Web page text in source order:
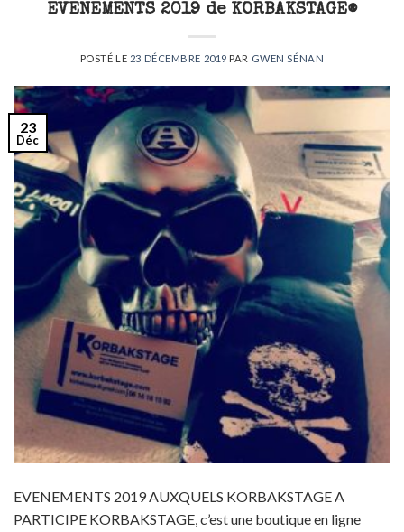
EVENEMENTS 2019 de KORBAKSTAGE®
POSTÉ LE 23 DÉCEMBRE 2019 PAR GWEN SÉNAN
23
Déc
EVENEMENTS 2019 AUXQUELS KORBAKSTAGE A
PARTICIPE KORBAKSTAGE, c’est une boutique en ligne